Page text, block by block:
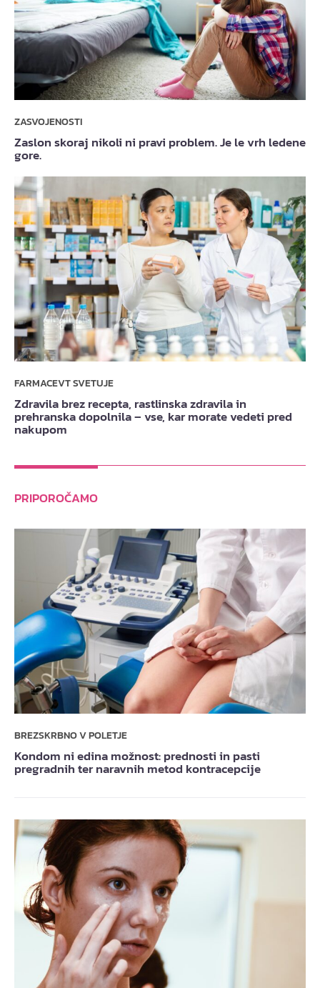
ZASVOJENOSTI
Zaslon skoraj nikoli ni pravi problem. Je le vrh ledene
gore.
FARMACEVT SVETUJE
Zdravila brez recepta, rastlinska zdravila in
prehranska dopolnila – vse, kar morate vedeti pred
nakupom
PRIPOROČAMO
BREZSKRBNO V POLETJE
Kondom ni edina možnost: prednosti in pasti
pregradnih ter naravnih metod kontracepcije